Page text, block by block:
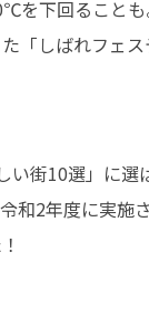
を下回ること
「しばれフェ
い街10選」に
和2年度に実施